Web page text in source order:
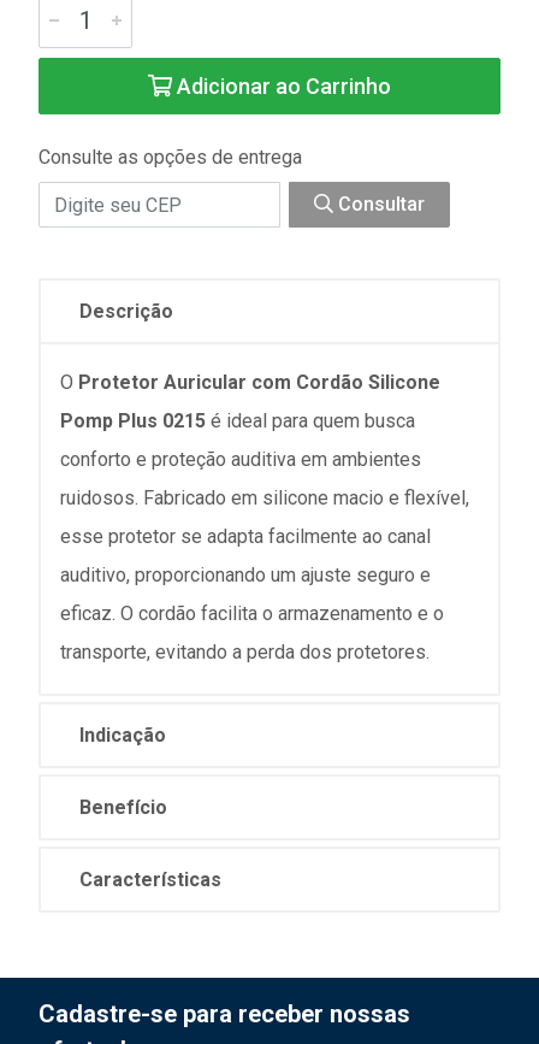
Adicionar ao Carrinho
Consulte as opções de entrega
Consultar
Descrição
O Protetor Auricular com Cordão Silicone
Pomp Plus 0215 é ideal para quem busca
conforto e proteção auditiva em ambientes
ruidosos. Fabricado em silicone macio e flexível,
esse protetor se adapta facilmente ao canal
auditivo, proporcionando um ajuste seguro e
eficaz. O cordão facilita o armazenamento e o
transporte, evitando a perda dos protetores.
Indicação
Benefício
Características
Cadastre-se para receber nossas